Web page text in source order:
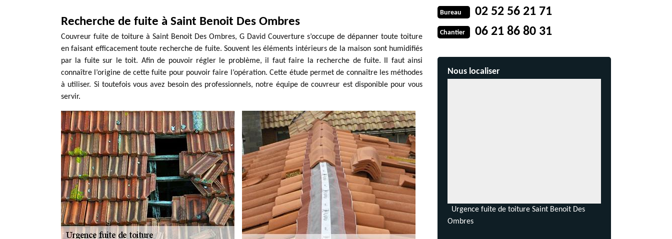
Recherche de fuite à Saint Benoit Des Ombres
Couvreur fuite de toiture à Saint Benoit Des Ombres, G David Couverture s’occupe de dépanner toute toiture
en faisant efficacement toute recherche de fuite. Souvent les éléments intérieurs de la maison sont humidifiés
par la fuite sur le toit. Afin de pouvoir régler le problème, il faut faire la recherche de fuite. Il faut ainsi
connaître l’origine de cette fuite pour pouvoir faire l’opération. Cette étude permet de connaître les méthodes
à utiliser. Si toutefois vous avez besoin des professionnels, notre équipe de couvreur est disponible pour vous
servir.
Bureau 02 52 56 21 71
Chantier 06 21 86 80 31
Nous localiser
Urgence fuite de toiture Saint Benoit Des
Ombres